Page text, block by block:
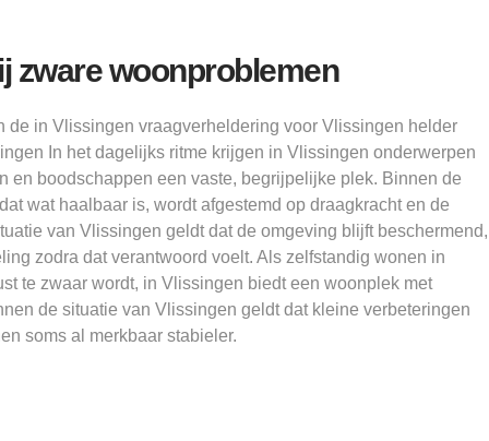
zware woonproblemen
de in Vlissingen vraagverheldering voor Vlissingen helder
In het dagelijks ritme krijgen in Vlissingen onderwerpen
en boodschappen een vaste, begrijpelijke plek. Binnen de
wat haalbaar is, wordt afgestemd op draagkracht en de
van Vlissingen geldt dat de omgeving blijft beschermend,
zodra dat verantwoord voelt. Als zelfstandig wonen in
te zwaar wordt, in Vlissingen biedt een woonplek met
de situatie van Vlissingen geldt dat kleine verbeteringen
soms al merkbaar stabieler.